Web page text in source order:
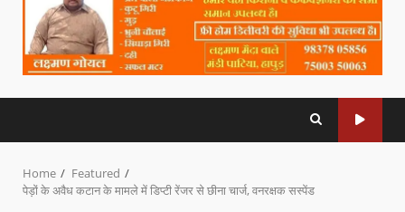
Home
Featured
पेड़ों के अवैध कटान के मामले में डिप्टी रेंजर से छीना चार्ज, वनरक्षक सस्पेंड